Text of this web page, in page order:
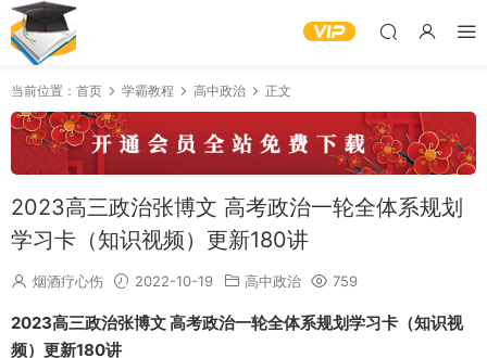
当前位置： 首页 学霸教程 高中政治 正文
2023高三政治张博文 高考政治一轮全体系规划
学习卡（知识视频）更新180讲
烟酒疗心伤 2022-10-19 高中政治 759
2023高三政治张博文 高考政治一轮全体系规划学习卡（知识视
频）更新180讲